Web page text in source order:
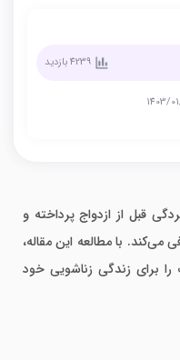
4239بازدید
1403/
قبل از ازدواج پرداخته و
می‌کند. با مطالعه این مقاله،
برای زندگی زناشویی خود